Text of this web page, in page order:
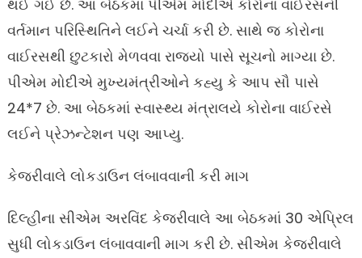
થઈ ગઈ છે. આ બેઠકમાં પીએમ મોદીએ કોરોના વાઈરસની
વર્તમાન પરિસ્થિતિને લઈને ચર્ચા કરી છે. સાથે જ કોરોના
વાઈરસથી છુટકારો મેળવવા રાજ્યો પાસે સૂચનો માગ્યા છે.
પીએમ મોદીએ મુખ્યમંત્રીઓને કહ્યુ કે આપ સૌ પાસે
24*7 છે. આ બેઠકમાં સ્વાસ્થ્ય મંત્રાલયે કોરોના વાઈરસે
લઈને પ્રેઝન્ટેશન પણ આપ્યુ.
કેજરીવાલે લોકડાઉન લંબાવવાની કરી માગ
દિલ્હીના સીએમ અરવિંદ કેજરીવાલે આ બેઠકમાં 30 એપ્રિલ
સુધી લોકડાઉન લંબાવવાની માગ કરી છે. સીએમ કેજરીવાલે